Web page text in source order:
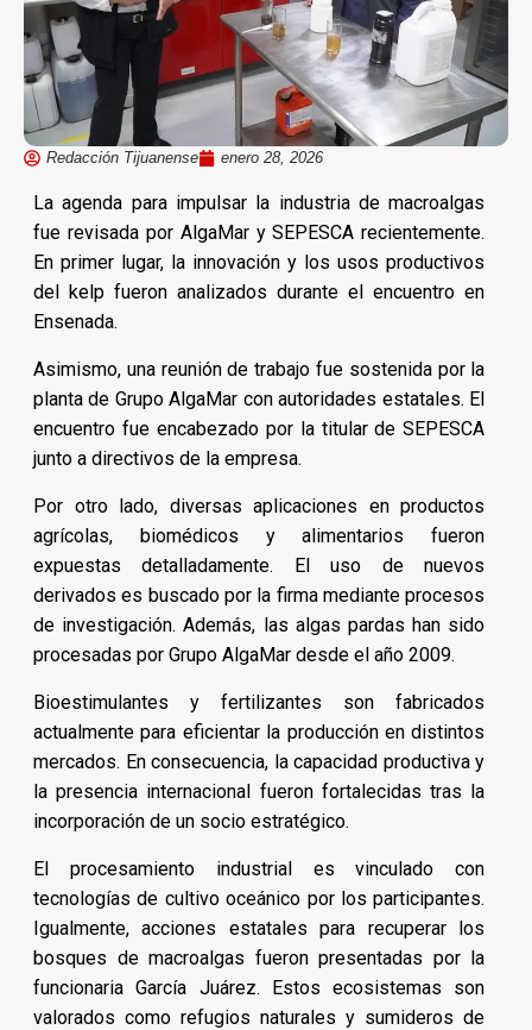
Redacción Tijuanense enero 28, 2026
La agenda para impulsar la industria de macroalgas
fue revisada por AlgaMar y SEPESCA recientemente.
En primer lugar, la innovación y los usos productivos
del kelp fueron analizados durante el encuentro en
Ensenada.
Asimismo, una reunión de trabajo fue sostenida por la
planta de Grupo AlgaMar con autoridades estatales. El
encuentro fue encabezado por la titular de SEPESCA
junto a directivos de la empresa.
Por otro lado, diversas aplicaciones en productos
agrícolas, biomédicos y alimentarios fueron
expuestas detalladamente. El uso de nuevos
derivados es buscado por la firma mediante procesos
de investigación. Además, las algas pardas han sido
procesadas por Grupo AlgaMar desde el año 2009.
Bioestimulantes y fertilizantes son fabricados
actualmente para eficientar la producción en distintos
mercados. En consecuencia, la capacidad productiva y
la presencia internacional fueron fortalecidas tras la
incorporación de un socio estratégico.
El procesamiento industrial es vinculado con
tecnologías de cultivo oceánico por los participantes.
Igualmente, acciones estatales para recuperar los
bosques de macroalgas fueron presentadas por la
funcionaria García Juárez. Estos ecosistemas son
valorados como refugios naturales y sumideros de